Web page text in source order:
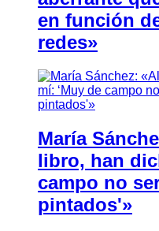
en función
redes»
María
libro, han
campo no
pintados'»